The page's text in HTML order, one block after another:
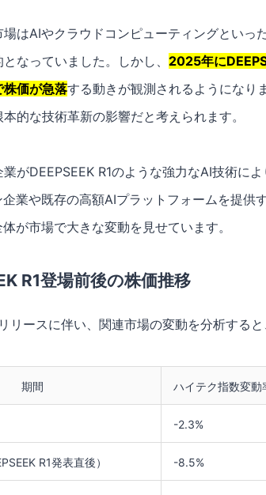
はAIやクラウドコンピューティングといっ
なっていました。しかし、 2025年に
株価が急落する動きが観測されるようになり
的な技術革新の影響だと考えられます。
がDEEPSEEK R1のような強力なAI技術に
業や既存の高額AIプラットフォームを提供
が市場で大きな変動を見せています。
R1登場前後の株価推移
リースに伴い、関連市場の変動を分析する
期間 ハイテク指数変動
-2.3%
R1発表直後） -8.5%